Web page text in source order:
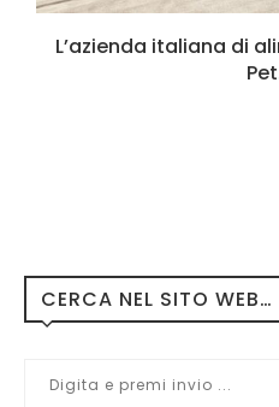
L’azienda italiana di
CERCA NEL SITO WEB…